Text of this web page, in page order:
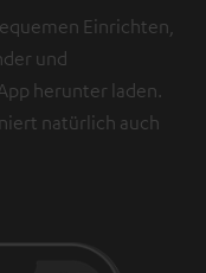
Einrichten,
und
herunter laden.
natürlich auch